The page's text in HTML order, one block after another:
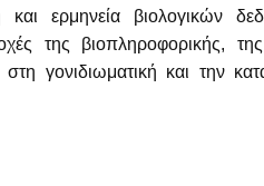
ερμηνεία βιολογικών
της βιοπληροφορικής,
γονιδιωματική και την